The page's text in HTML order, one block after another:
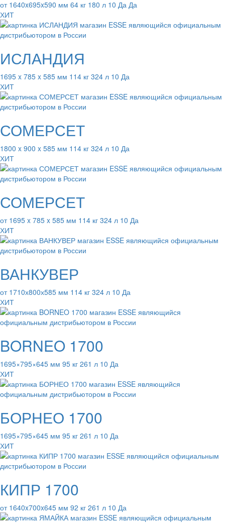
от 1640x695x590 мм 64 кг 180 л 10 Да Да
ХИТ
ИСЛАНДИЯ
1695 x 785 x 585 мм 114 кг 324 л 10 Да
ХИТ
СОМЕРСЕТ
1800 x 900 x 585 мм 114 кг 324 л 10 Да
ХИТ
СОМЕРСЕТ
от 1695 x 785 x 585 мм 114 кг 324 л 10 Да
ХИТ
ВАНКУВЕР
от 1710х800х585 мм 114 кг 324 л 10 Да
ХИТ
BORNEO 1700
1695×795×645 мм 95 кг 261 л 10 Да
ХИТ
БОРНЕО 1700
1695×795×645 мм 95 кг 261 л 10 Да
ХИТ
КИПР 1700
от 1640x700x645 мм 92 кг 261 л 10 Да